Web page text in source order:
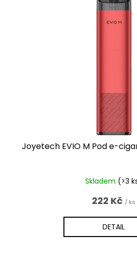
Joyetech EVIO M Pod e-
Skladem (>3
222 Kč / ks
DETAIL